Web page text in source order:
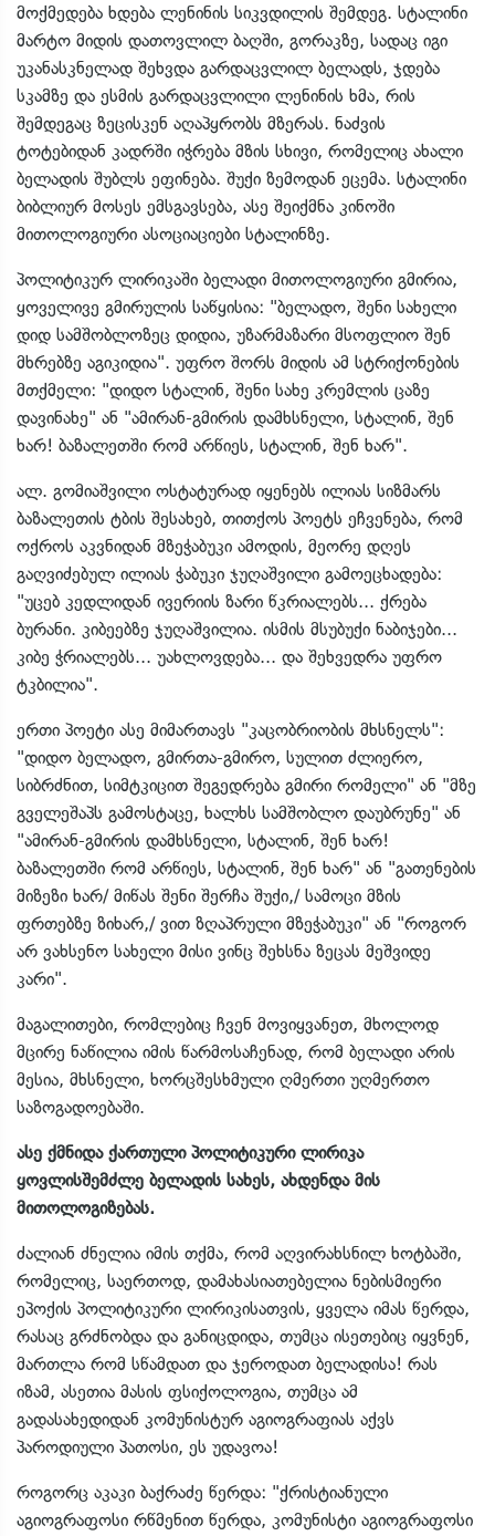
მოქმედება ხდება ლენინის სიკვდილის შემდეგ. სტალინი
მარტო მიდის დათოვლილ ბაღში, გორაკზე, სადაც იგი
უკანასკნელად შეხვდა გარდაცვლილ ბელადს, ჯდება
სკამზე და ესმის გარდაცვლილი ლენინის ხმა, რის
შემდეგაც ზეცისკენ აღაპყრობს მზერას. ნაძვის
ტოტებიდან კადრში იჭრება მზის სხივი, რომელიც ახალი
ბელადის შუბლს ეფინება. შუქი ზემოდან ეცემა. სტალინი
ბიბლიურ მოსეს ემსგავსება, ასე შეიქმნა კინოში
მითოლოგიური ასოციაციები სტალინზე.
პოლიტიკურ ლირიკაში ბელადი მითოლოგიური გმირია,
ყოველივე გმირულის საწყისია: "ბელადო, შენი სახელი
დიდ სამშობლოზეც დიდია, უზარმაზარი მსოფლიო შენ
მხრებზე აგიკიდია". უფრო შორს მიდის ამ სტრიქონების
მთქმელი: "დიდო სტალინ, შენი სახე კრემლის ცაზე
დავინახე" ან "ამირან-გმირის დამხსნელი, სტალინ, შენ
ხარ! ბაზალეთში რომ არწიეს, სტალინ, შენ ხარ".
ალ. გომიაშვილი ოსტატურად იყენებს ილიას სიზმარს
ბაზალეთის ტბის შესახებ, თითქოს პოეტს ეჩვენება, რომ
ოქროს აკვნიდან მზეჭაბუკი ამოდის, მეორე დღეს
გაღვიძებულ ილიას ჭაბუკი ჯუღაშვილი გამოეცხადება:
"უცებ კედლიდან ივერიის ზარი წკრიალებს... ქრება
ბურანი. კიბეებზე ჯუღაშვილია. ისმის მსუბუქი ნაბიჯები...
კიბე ჭრიალებს... უახლოვდება... და შეხვედრა უფრო
ტკბილია".
ერთი პოეტი ასე მიმართავს "კაცობრიობის მხსნელს":
"დიდო ბელადო, გმირთა-გმირო, სულით ძლიერო,
სიბრძნით, სიმტკიცით შეგედრება გმირი რომელი" ან "მზე
გველეშაპს გამოსტაცე, ხალხს სამშობლო დაუბრუნე" ან
"ამირან-გმირის დამხსნელი, სტალინ, შენ ხარ!
ბაზალეთში რომ არწიეს, სტალინ, შენ ხარ" ან "გათენების
მიზეზი ხარ/ მიწას შენი შერჩა შუქი,/ სამოცი მზის
ფრთებზე ზიხარ,/ ვით ზღაპრული მზეჭაბუკი" ან "როგორ
არ ვახსენო სახელი მისი ვინც შეხსნა ზეცას მეშვიდე
კარი".
მაგალითები, რომლებიც ჩვენ მოვიყვანეთ, მხოლოდ
მცირე ნაწილია იმის წარმოსაჩენად, რომ ბელადი არის
მესია, მხსნელი, ხორცშესხმული ღმერთი უღმერთო
საზოგადოებაში.
ასე ქმნიდა ქართული პოლიტიკური ლირიკა
ყოვლისშემძლე ბელადის სახეს, ახდენდა მის
მითოლოგიზებას.
ძალიან ძნელია იმის თქმა, რომ აღვირახსნილ ხოტბაში,
რომელიც, საერთოდ, დამახასიათებელია ნებისმიერი
ეპოქის პოლიტიკური ლირიკისათვის, ყველა იმას წერდა,
რასაც გრძნობდა და განიცდიდა, თუმცა ისეთებიც იყვნენ,
მართლა რომ სწამდათ და ჯეროდათ ბელადისა! რას
იზამ, ასეთია მასის ფსიქოლოგია, თუმცა ამ
გადასახედიდან კომუნისტურ აგიოგრაფიას აქვს
პაროდიული პათოსი, ეს უდავოა!
როგორც აკაკი ბაქრაძე წერდა: "ქრისტიანული
აგიოგრაფოსი რწმენით წერდა, კომუნისტი აგიოგრაფოსი